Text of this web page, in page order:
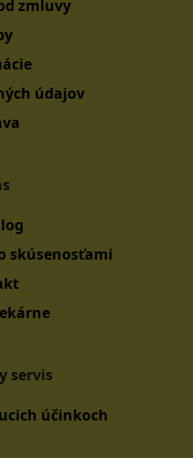
zmluvy
údajov
skúsenosťami
servis
účinkoch